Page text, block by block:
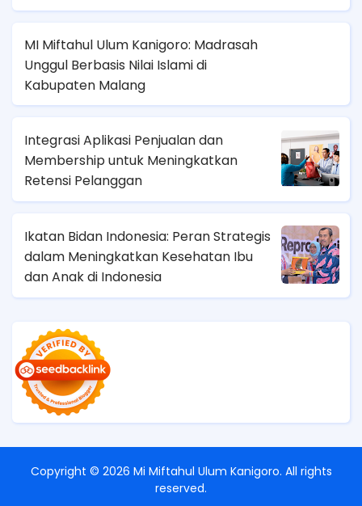
MI Miftahul Ulum Kanigoro: Madrasah
Unggul Berbasis Nilai Islami di
Kabupaten Malang
Integrasi Aplikasi Penjualan dan
Membership untuk Meningkatkan
Retensi Pelanggan
Ikatan Bidan Indonesia: Peran Strategis
dalam Meningkatkan Kesehatan Ibu
dan Anak di Indonesia
Copyright © 2026 Mi Miftahul Ulum Kanigoro. All rights
reserved.